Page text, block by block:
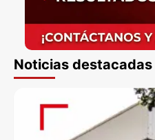
Noticias destacadas